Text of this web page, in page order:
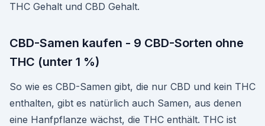
THC Gehalt und CBD Gehalt.
CBD-Samen kaufen - 9 CBD-Sorten ohne
THC (unter 1 %)
So wie es CBD-Samen gibt, die nur CBD und kein THC
enthalten, gibt es natürlich auch Samen, aus denen
eine Hanfpflanze wächst, die THC enthält. THC ist